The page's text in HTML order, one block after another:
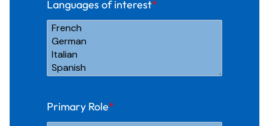
Languages of interest*
Primary Role*